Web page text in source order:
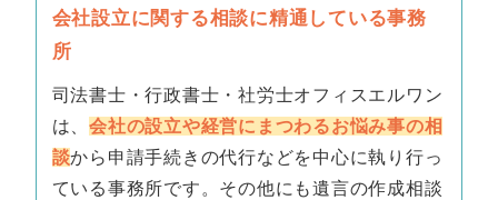
会社設立に関する相談に精通している事務
所
司法書士・行政書士・社労士オフィスエルワン
は、会社の設立や経営にまつわるお悩み事の相
談から申請手続きの代行などを中心に執り行っ
ている事務所です。その他にも遺言の作成相談